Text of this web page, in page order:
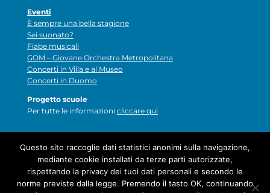
Eventi
È sempre una bella stagione
Sei suonato?
Fiabe musicali
GOM – Giovane Orchestra Metropolitana
Concerti in Villa e al Museo
Concerti in Duomo
Progetto scuole
Per tutte le informazioni cliccare qui
© 2025-26 – designdnaitalia.com
Questo sito raccoglie dati statistici anonimi sulla navigazione,
mediante cookie installati da terze parti autorizzate,
rispettando la privacy dei tuoi dati personali e secondo le
norme previste dalla legge. Premendo il tasto OK, continuando